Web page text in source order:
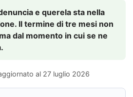
e querela sta nella
Il termine di tre mesi non
dal momento in cui se ne
al 27 luglio 2026